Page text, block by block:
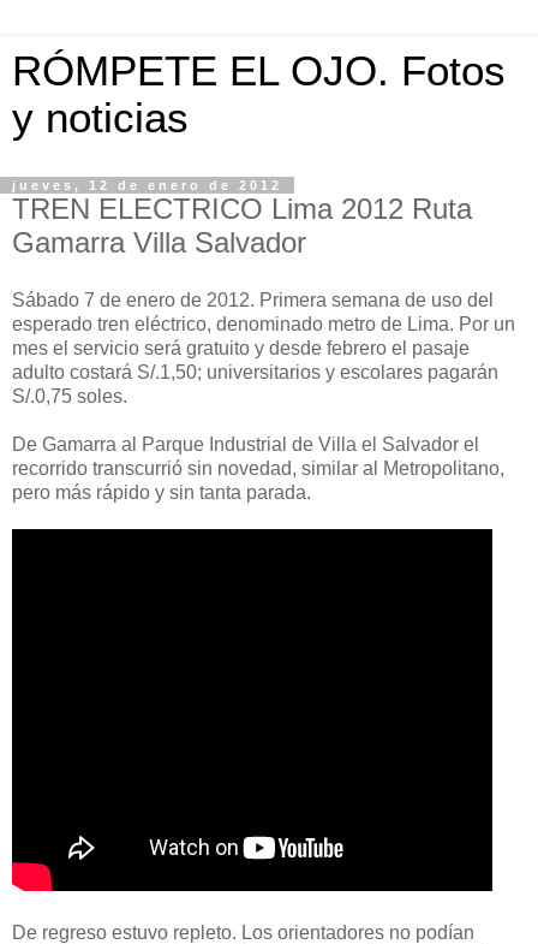
RÓMPETE EL OJO. Fotos
y noticias
jueves, 12 de enero de 2012
TREN ELECTRICO Lima 2012 Ruta
Gamarra Villa Salvador
Sábado 7 de enero de 2012. Primera semana de uso del
esperado tren eléctrico, denominado metro de Lima. Por un
mes el servicio será gratuito y desde febrero el pasaje
adulto costará S/.1,50; universitarios y escolares pagarán
S/.0,75 soles.
De Gamarra al Parque Industrial de Villa el Salvador el
recorrido transcurrió sin novedad, similar al Metropolitano,
pero más rápido y sin tanta parada.
De regreso estuvo repleto. Los orientadores no podían